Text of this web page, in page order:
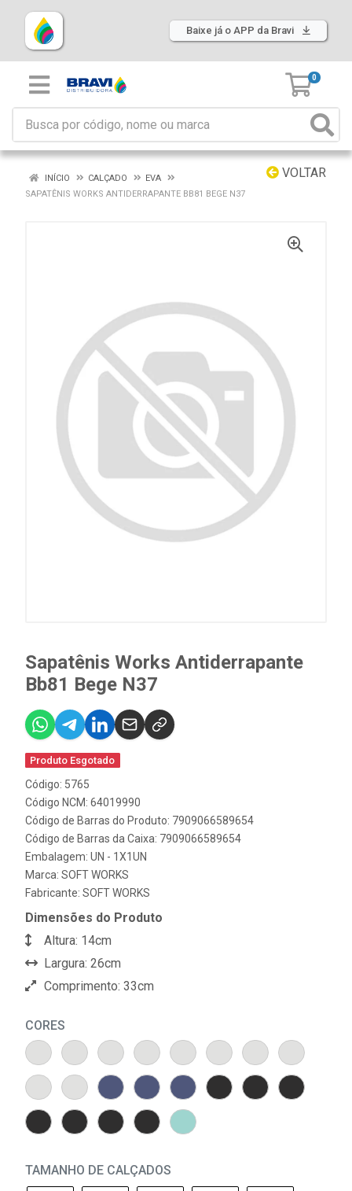
Baixe já o APP da Bravi
0
VOLTAR
INÍCIO CALÇADO
EVA
SAPATÊNIS WORKS ANTIDERRAPANTE BB81 BEGE N37
Sapatênis Works Antiderrapante
Bb81 Bege N37
Produto Esgotado
Código: 5765
Código NCM: 64019990
Código de Barras do Produto: 7909066589654
Código de Barras da Caixa: 7909066589654
Embalagem: UN - 1X1UN
Marca: SOFT WORKS
Fabricante: SOFT WORKS
Dimensões do Produto
Altura: 14cm
Largura: 26cm
Comprimento: 33cm
CORES
TAMANHO DE CALÇADOS